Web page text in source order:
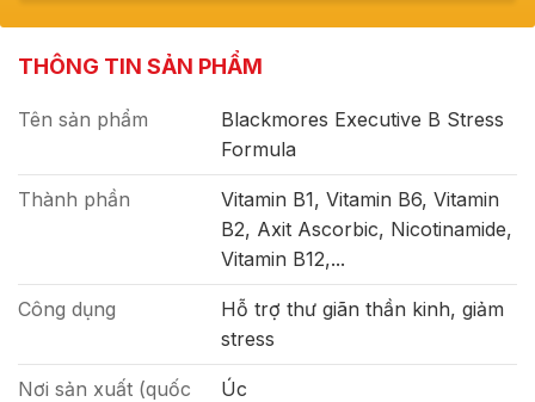
THÔNG TIN SẢN PHẨM
Tên sản phẩm
Blackmores Executive B Stress
Formula
Thành phần
Vitamin B1, Vitamin B6, Vitamin
B2, Axit Ascorbic, Nicotinamide,
Vitamin B12,...
Công dụng
Hỗ trợ thư giãn thần kinh, giảm
stress
Nơi sản xuất (quốc
Úc